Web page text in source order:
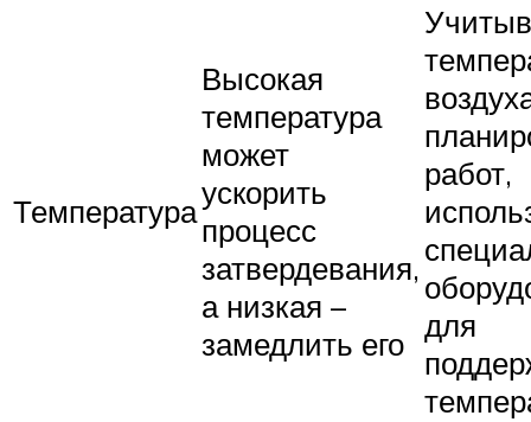
Температура
Высокая
температура
может
ускорить
процесс
затвердевания,
а низкая –
замедлить его
работ,
для